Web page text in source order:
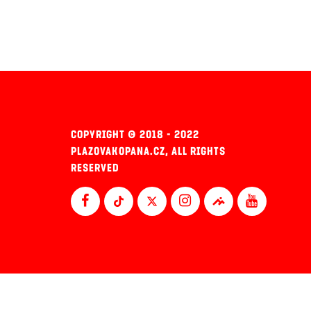
COPYRIGHT © 2018 - 2022
PLAZOVAKOPANA.CZ, ALL RIGHTS
RESERVED